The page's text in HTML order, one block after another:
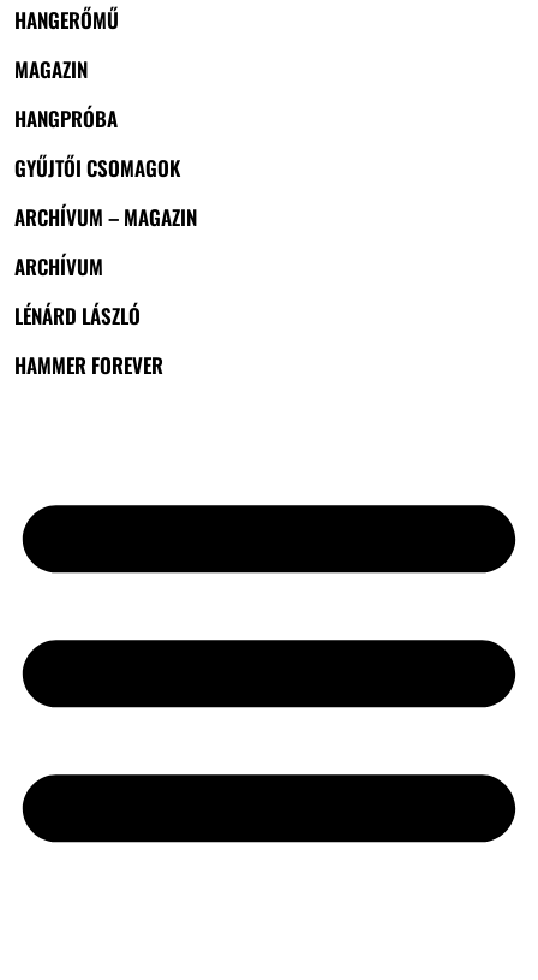
HANGERŐMŰ
MAGAZIN
HANGPRÓBA
GYŰJTŐI CSOMAGOK
ARCHÍVUM – MAGAZIN
ARCHÍVUM
LÉNÁRD LÁSZLÓ
HAMMER FOREVER